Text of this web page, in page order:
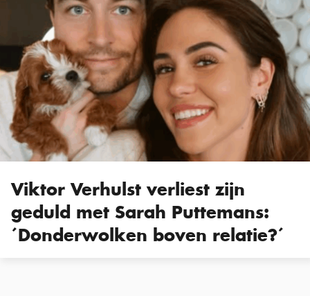
Viktor Verhulst verliest zijn
geduld met Sarah Puttemans:
´Donderwolken boven relatie?´